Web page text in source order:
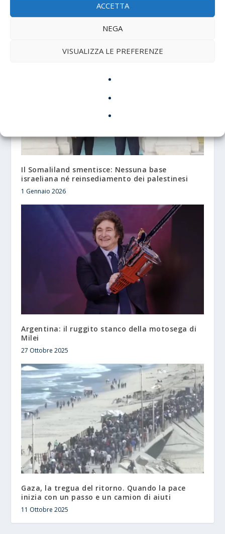
ACCETTA
NEGA
VISUALIZZA LE PREFERENZE
La rotta del ghiaccio: il mondo che si sposta a
Nord
Il Somaliland smentisce: Nessuna base
israeliana né reinsediamento dei palestinesi
1 Gennaio 2026
Argentina: il ruggito stanco della motosega di
Milei
27 Ottobre 2025
Gaza, la tregua del ritorno. Quando la pace
inizia con un passo e un camion di aiuti
11 Ottobre 2025